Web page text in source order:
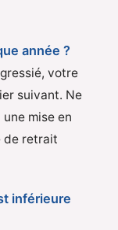
année ?
votre
suivant. Ne
mise en
de retrait
inférieure